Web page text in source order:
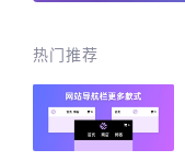
热门推荐